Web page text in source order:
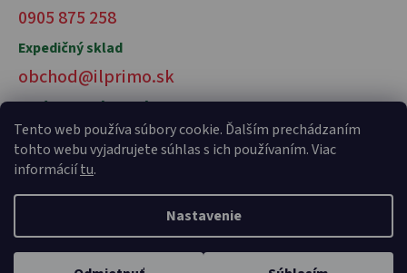
Tento web používa súbory cookie. Ďalším prechádzaním
tohto webu vyjadrujete súhlas s ich používaním. Viac
informáciítu.
Nastavenie
0905 875 258
Expedičný sklad
obchod@ilprimo.sk
V prípade otázok nás kontaktujte
Vytvoril Shoptet Premium a
Adatelier